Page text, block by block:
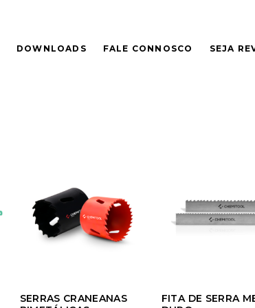
DOWNLOADS FALE CONNOSCO SEJA
SERRAS CRANEANAS
FITA DE SERRA